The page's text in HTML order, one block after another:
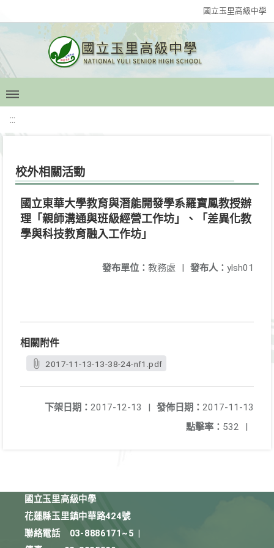
國立玉里高級中學
:::
校外相關活動
國立東華大學教育與潛能開發學系羅寶鳳教授辦
理「親師溝通與班級經營工作坊」、「差異化教
學與科技教育融入工作坊」
發布人： ylsh01
發布單位： 教務處 |
相關附件
2017-11-13-13-38-24-nf1.pdf
發佈日期： 2017-11-13
下架日期： 2017-12-13
|
點擊率： 532 |
國立玉里高級中學
花蓮縣玉里鎮中華路424號
聯絡電話
03-8886171~5